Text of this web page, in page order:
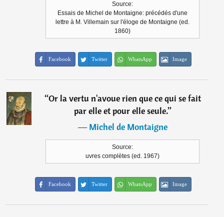
Source:
Essais de Michel de Montaigne: précédés d'une
lettre à M. Villemain sur l'éloge de Montaigne (ed.
1860)
Facebook Twitter WhatsApp Image
“Or la vertu n'avoue rien que ce qui se fait
par elle et pour elle seule.”
―Michel de Montaigne
Source:
uvres complètes (ed. 1967)
Facebook Twitter WhatsApp Image